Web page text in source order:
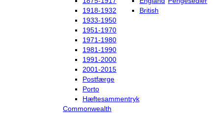
1918-1932
1933-1950
1951-1970
1971-1980
1981-1990
1991-2000
2001-2015
Postfærge
Porto
Hæftesammentryk
British
Commonwealth